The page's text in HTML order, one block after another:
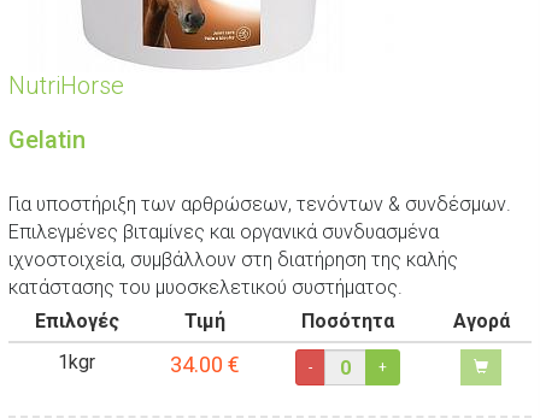
NutriHorse
Gelatin
Για υποστήριξη των αρθρώσεων, τενόντων & συνδέσμων.
Επιλεγμένες βιταμίνες και οργανικά συνδυασμένα
ιχνοστοιχεία, συμβάλλουν στη διατήρηση της καλής
κατάστασης του μυοσκελετικού συστήματος.
Επιλογές
Τιμή Ποσότητα
Αγορά
1kgr
34.00 € - +